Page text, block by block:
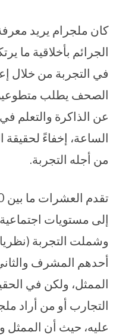
كان ملجرام يريد
الجرائم بأخلاقية ما
في التجربة من خلال
الصحف يطلب
الساعة، إخفاءً
من أجله التجربة.
إلى مستويات
وشملت التجربة
أحدهم المشرف
الممثل، ولكن في
التجارب أو من أراد
عليه، حيث أن